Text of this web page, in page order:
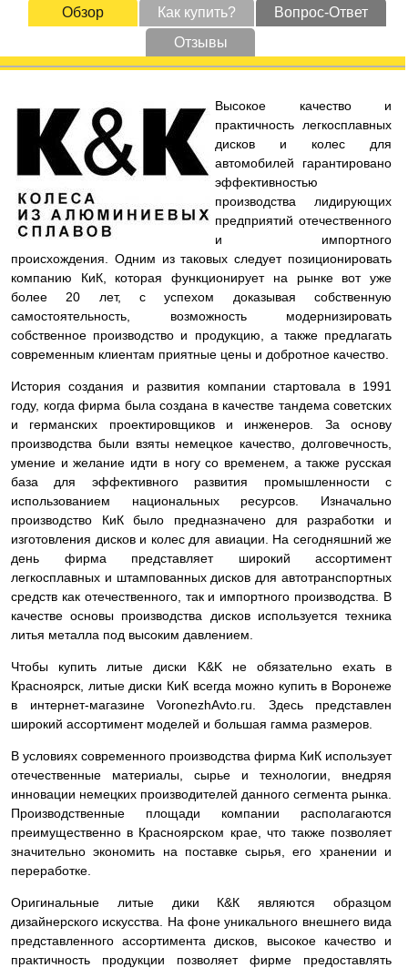
Обзор Как купить?
Вопрос-Ответ
Отзывы
Высокое качество и
практичность легкосплавных
дисков и колес для
автомобилей гарантировано
эффективностью
производства лидирующих
предприятий отечественного
и импортного
происхождения. Одним из таковых следует позиционировать
компанию КиК, которая функционирует на рынке вот уже
более 20 лет, с успехом доказывая собственную
самостоятельность, возможность модернизировать
собственное производство и продукцию, а также предлагать
современным клиентам приятные цены и добротное качество.
История создания и развития компании стартовала в 1991
году, когда фирма была создана в качестве тандема советских
и германских проектировщиков и инженеров. За основу
производства были взяты немецкое качество, долговечность,
умение и желание идти в ногу со временем, а также русская
база для эффективного развития промышленности с
использованием национальных ресурсов. Изначально
производство КиК было предназначено для разработки и
изготовления дисков и колес для авиации. На сегодняшний же
день фирма представляет широкий ассортимент
легкосплавных и штампованных дисков для автотранспортных
средств как отечественного, так и импортного производства. В
качестве основы производства дисков используется техника
литья металла под высоким давлением.
Чтобы купить литые диски K&K не обязательно ехать в
Красноярск, литые диски КиК всегда можно купить в Воронеже
в интернет-магазине VoronezhAvto.ru. Здесь представлен
широкий ассортимент моделей и большая гамма размеров.
В условиях современного производства фирма КиК использует
отечественные материалы, сырье и технологии, внедряя
инновации немецких производителей данного сегмента рынка.
Производственные площади компании располагаются
преимущественно в Красноярском крае, что также позволяет
значительно экономить на поставке сырья, его хранении и
переработке.
Оригинальные литые дики К&К являются образцом
дизайнерского искусства. На фоне уникального внешнего вида
представленного ассортимента дисков, высокое качество и
практичность продукции позволяет фирме предоставлять